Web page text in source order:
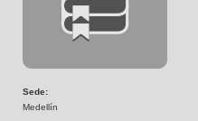
Sede:
Medellín